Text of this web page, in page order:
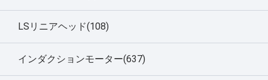
LSリニアヘッド(108)
インダクションモーター(637)